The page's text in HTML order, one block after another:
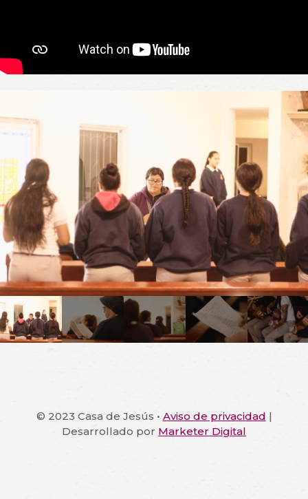
© 2023 Casa de Jesús • Aviso de privacidad |
Desarrollado por Marketer Digital